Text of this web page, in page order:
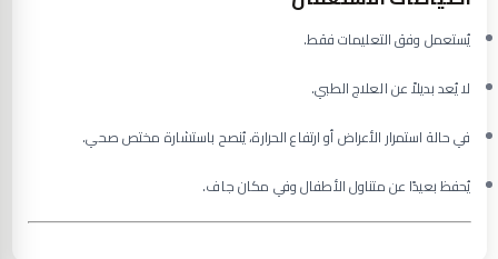
يُستعمل وفق التعليمات فقط.
لا يُعد بديلاً عن العلاج الطبي.
في حالة استمرار الأعراض أو ارتفاع الحرارة، يُنصح باستشارة مختص صحي.
يُحفظ بعيدًا عن متناول الأطفال وفي مكان جاف.